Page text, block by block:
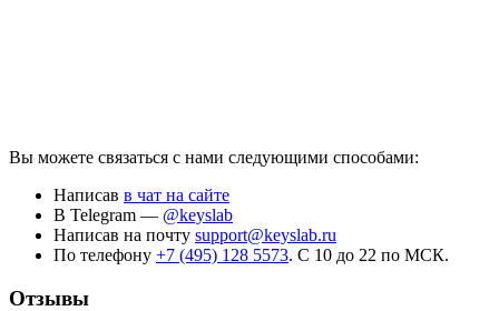
Вы можете связаться с нами следующими способами:
Написав в чат на сайте
В Telegram — @keyslab
Написав на почту support@keyslab.ru
По телефону +7 (495) 128 5573. С 10 до 22 по МСК.
Отзывы